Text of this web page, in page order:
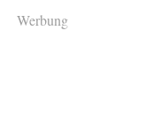
Werbung